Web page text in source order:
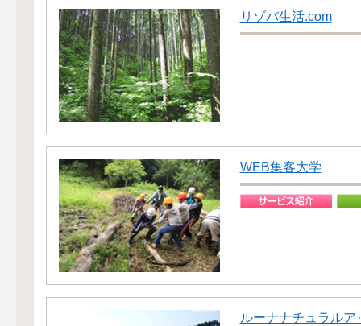
リゾバ生活.com
WEB集客大学
ルーナナチュラルア